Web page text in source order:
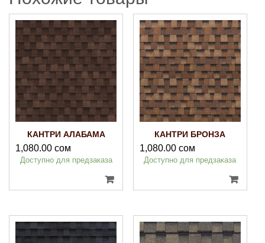
КАНТРИ АЛАБАМА
1,080.00 сом
Доступно для предзаказа
КАНТРИ БРОНЗА
1,080.00 сом
Доступно для предзаказа